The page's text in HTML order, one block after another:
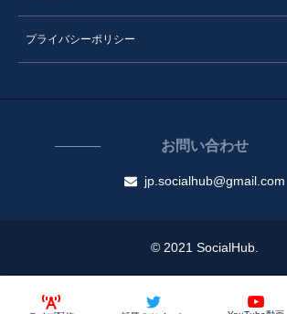
プライバシーポリシー
お問い合わせ
jp.socialhub@gmail.com
© 2021 SocialHub.